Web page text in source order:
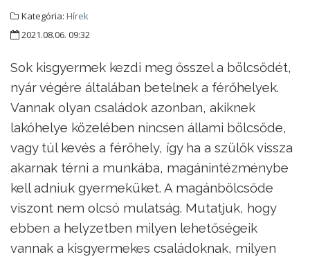
Kategória: Hírek
2021.08.06. 09:32
Sok kisgyermek kezdi meg ősszel a bölcsődét,
nyár végére általában betelnek a férőhelyek.
Vannak olyan családok azonban, akiknek
lakóhelye közelében nincsen állami bölcsőde,
vagy túl kevés a férőhely, így ha a szülők vissza
akarnak térni a munkába, magánintézménybe
kell adniuk gyermeküket. A magánbölcsőde
viszont nem olcsó mulatság. Mutatjuk, hogy
ebben a helyzetben milyen lehetőségeik
vannak a kisgyermekes családoknak, milyen